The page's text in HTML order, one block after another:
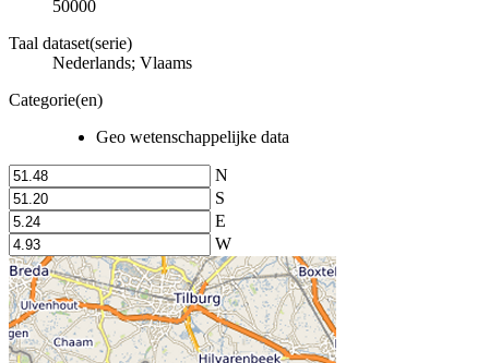
50000
Taal dataset(serie)
Nederlands; Vlaams
Categorie(en)
Geo wetenschappelijke data
N
S
E
W